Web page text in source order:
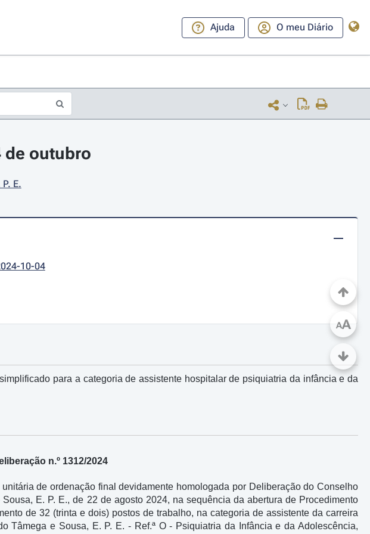
Ajuda O meu Diário
de outubro
E.
10-04
para a categoria de assistente hospitalar de psiquiatria da infância e da
n.º 1312/2024
de ordenação final devidamente homologada por Deliberação do Conselho
E. P. E., de 22 de agosto 2024, na sequência da abertura de Procedimento
de 32 (trinta e dois) postos de trabalho, na categoria de assistente da carreira
Tâmega e Sousa, E. P. E. - Ref.ª O - Psiquiatria da Infância e da Adolescência,
AA